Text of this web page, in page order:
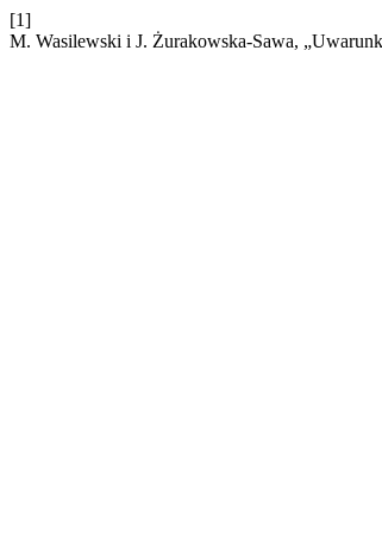
[1]
M. Wasilewski i J. Żurakowska-Sawa,